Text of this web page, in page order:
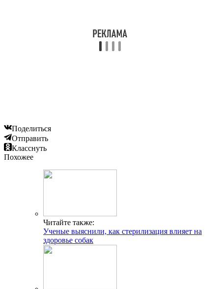
Поделиться
Отправить
Класснуть
Похожее
Читайте также:
Ученые выяснили, как стерилизация влияет на
здоровье собак